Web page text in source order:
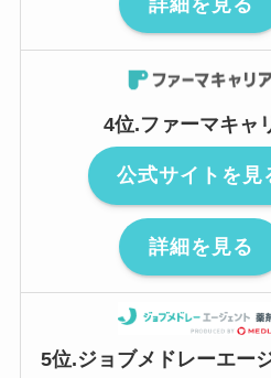
4位.ファーマキャ
公式サイトを見
詳細を見る
5位.ジョブメドレーエー